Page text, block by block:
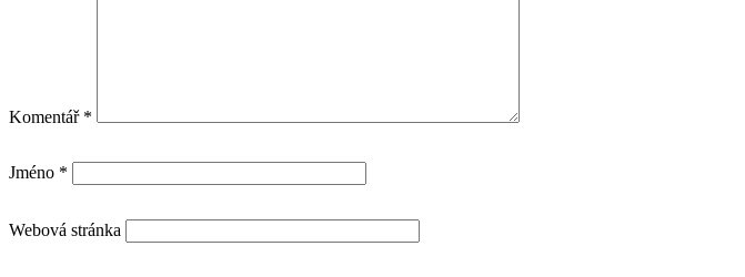
Komentář *
Jméno *
Webová stránka